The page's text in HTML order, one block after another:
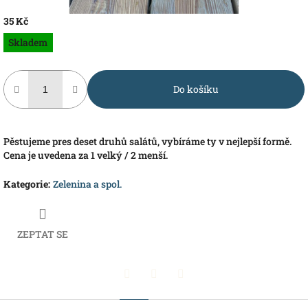
35 Kč
Měrná
cena:
Skladem
Do košíku
Pěstujeme pres deset druhů salátů, vybíráme ty v nejlepší formě.
Cena je uvedena za 1 velký / 2 menší.
Kategorie: Zelenina a spol.
ZEPTAT SE